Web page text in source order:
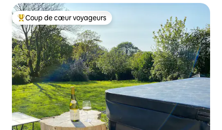
Coups de cœur voyageurs les plus appréciés
Coup de cœur voyageurs